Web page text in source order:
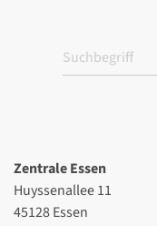
Zentrale Essen
Huyssenallee 11
45128 Essen